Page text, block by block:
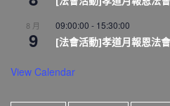
8 月
9
09:00:00 - 15:30:00
[法會活動]孝道月報恩法
View Calendar